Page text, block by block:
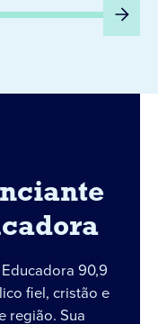
90,9
fiel, cristão e
região. Sua